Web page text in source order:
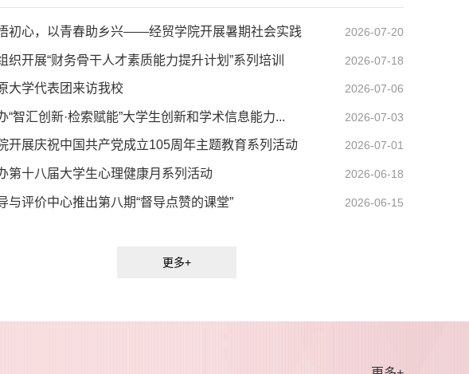
初心，以青春助乡兴——经贸学院开展暑期社会实践 2026-07-20
织开展“财务骨干人才素质能力提升计划”系列培训 2026-07-18
大学代表团来访我校 2026-07-06
“智汇创新·检索赋能”大学生创新和学术信息能力... 2026-07-03
开展庆祝中国共产党成立105周年主题教育系列活动 2026-07-01
第十八届大学生心理健康月系列活动 2026-06-18
与评价中心推出第八期“督导点赞的课堂” 2026-06-15
更多+